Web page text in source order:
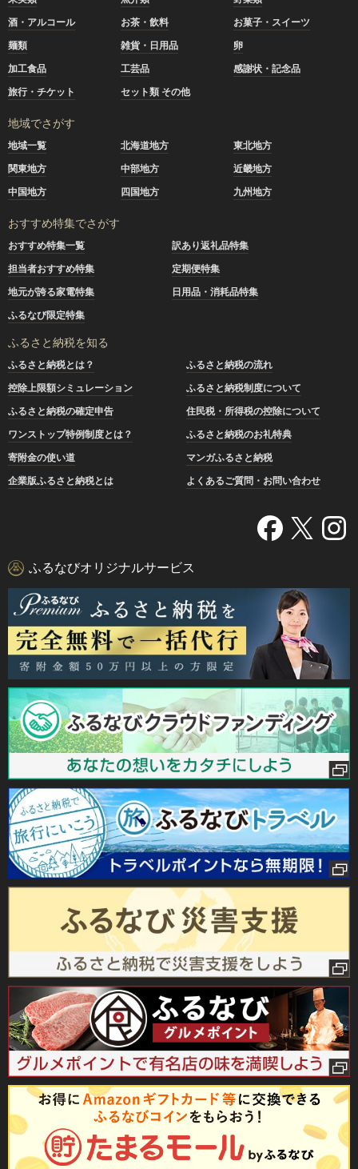
酒・アルコール
お茶・飲料
お菓子・スイーツ
麺類
雑貨・日用品
卵
加工食品
工芸品
感謝状・記念品
旅行・チケット
セット類 その他
地域でさがす
地域一覧 北海道地方
東北地方
関東地方
中部地方
近畿地方
中国地方
四国地方 九州地方
おすすめ特集でさがす
おすすめ特集一覧
訳あり返礼品特集
担当者おすすめ特集
定期便特集
地元が誇る家電特集
日用品・消耗品特集
ふるなび限定特集
ふるさと納税を知る
ふるさと納税とは？
ふるさと納税の流れ
控除上限額シミュレーション
ふるさと納税制度について
ふるさと納税の確定申告
住民税・所得税の控除について
ワンストップ特例制度とは？
ふるさと納税のお礼特典
寄附金の使い道
マンガふるさと納税
企業版ふるさと納税とは
よくあるご質問・お問い合わせ
ふるなびオリジナルサービス